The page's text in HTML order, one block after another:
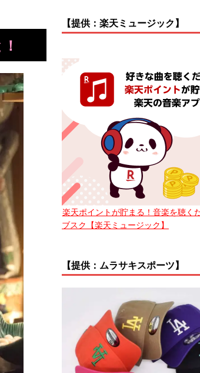
【提供：楽天ミュージック】
楽天ポイントが貯まる！音楽を聴く
ブスク【楽天ミュージック】
【提供：ムラサキスポーツ】